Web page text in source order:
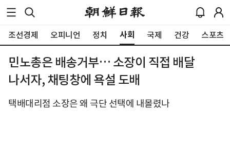
조선경제 오피니언 정치 사회 국제 건강 스포츠
민노총은 배송거부… 소장이 직접 배달
나서자, 채팅창에 욕설 도배
택배대리점 소장은 왜 극단 선택에 내몰렸나